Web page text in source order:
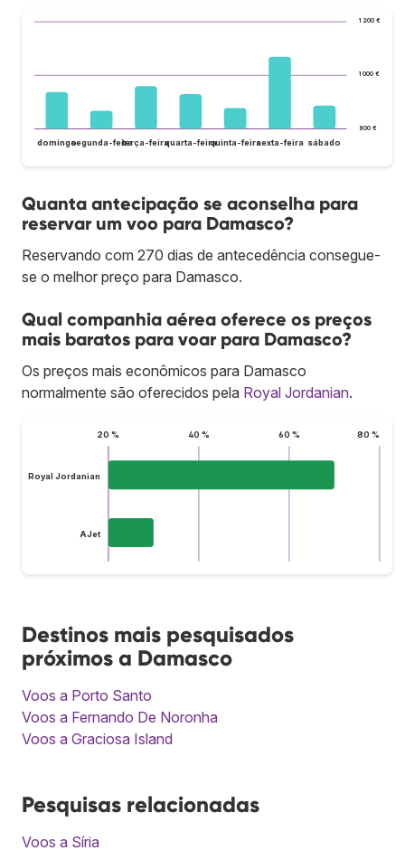
800 €
1 000 €
1 200 €
domingosegunda-feiraterça-feiraquarta-feiraquinta-feirasexta-feira sábado
Quanta antecipação se aconselha para
reservar um voo para Damasco?
Reservando com 270 dias de antecedência consegue-
se o melhor preço para Damasco.
Qual companhia aérea oferece os preços
mais baratos para voar para Damasco?
Os preços mais econômicos para Damasco
normalmente são oferecidos pela Royal Jordanian.
20 % 40 % 60 % 80 %
Royal Jordanian
AJet
Destinos mais pesquisados
próximos a Damasco
Voos a Porto Santo
Voos a Fernando De Noronha
Voos a Graciosa Island
Pesquisas relacionadas
Voos a Síria